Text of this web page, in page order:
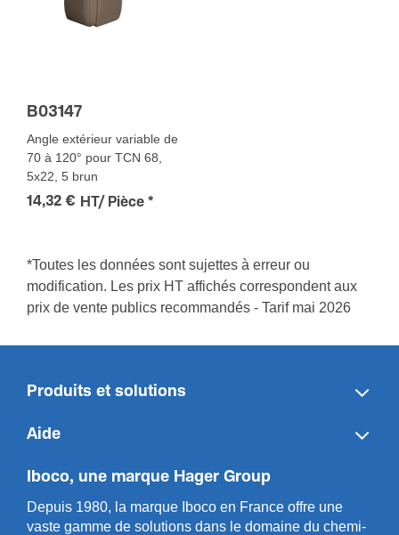
B03147
Angle extérieur variable de
70 à 120° pour TCN 68,
5x22, 5 brun
14,32 € HT/ Pièce *
*Toutes les données sont sujettes à erreur ou
modification. Les prix HT affichés correspondent aux
prix de vente publics recommandés - Tarif mai 2026
Produits et solutions
Aide
Iboco, une marque Hager Group
Depuis 1980, la marque Iboco en France offre une
vaste gamme de solut­ions dans le domaine du chemi­